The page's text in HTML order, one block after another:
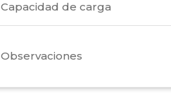
Capacidad de carga
Observaciones